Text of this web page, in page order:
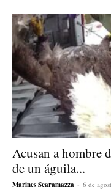
Acusan a hombre
de un águila...
Marines Scaramazza - 6 de